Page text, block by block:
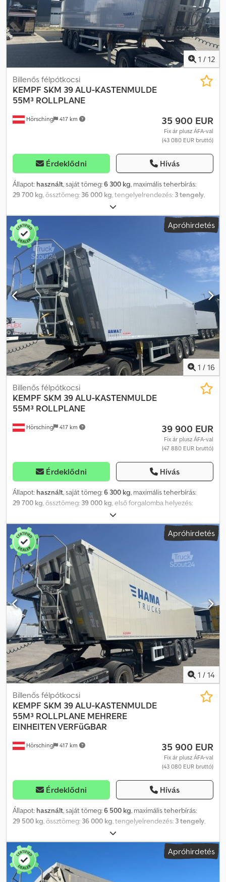
1 / 12
Hörsching 417 km
Billenős félpótkocsi
KEMPF SKM 39 ALU-KASTENMULDE
55M³ ROLLPLANE
35 900 EUR
Fix ár plusz ÁFA-val
(43 080 EUR bruttó)
Érdeklődni Hívás
Állapot: használt, saját tömeg:6 300 kg, maximális teherbírás:
29 700 kg, össztömeg: 36 000 kg, tengelyelrendezés: 3 tengely,
12/2023
felfüggesztés:levegő, Felszereltség:ABS, KEMPF nagyméretű
billencs, 55 m³ térfogat, ponyvás, álló platformmal Jost tengelyek
tárcsafékkel 1. tengely emelhető Alumínium billencs Alj: 7 mm Fal: 4
mm Méretek: 10.500 x 2.430 x 2.200 mm Támogatószerkezet 1 db
szerszámtároló Dcedpfx Ajzrig Ioa Dsk Kombinált nyílórendszer
Méretek: 10.500 x 2.430 x 2.200 mm
Apróhirdetés
1 / 16
Hörsching 417 km
Billenős félpótkocsi
KEMPF SKM 39 ALU-KASTENMULDE
55M³ ROLLPLANE
39 900 EUR
Fix ár plusz ÁFA-val
(47 880 EUR bruttó)
Érdeklődni Hívás
Állapot: használt, saját tömeg:6 300 kg, maximális teherbírás:
29 700 kg, össztömeg: 39 000 kg, első forgalomba helyezés:
55 m³
nagyméretű, 55 m³ űrtartalmú, hengeres felépítményű konténer,
ponyvázattal. Jost tengelyek, állóplatformmal, tárcsafékkel. Az első
tengely emelhető. Alumíniumból készült konténertest, 7 mm
vastag aljjal és 4 mm vastag oldalfalakkal. Méretek: 10 500 x 2 430 x
2 200 mm. Dodpfxszrig Uo Aa Djck Összecsukható támasztólábak. 1
db szerszámtár. Kombinált nyíló-toló szerkezet, méretek: 10 500 x 2
430 x 2 200 mm.
Apróhirdetés
1 / 14
Hörsching 417 km
Billenős félpótkocsi
KEMPF SKM 39 ALU-KASTENMULDE
55M³ ROLLPLANE MEHRERE
EINHEITEN VERFüGBAR
35 900 EUR
Fix ár plusz ÁFA-val
(43 080 EUR bruttó)
Érdeklődni Hívás
Állapot: használt, saját tömeg:6 500 kg, maximális teherbírás:
29 500 kg, össztömeg: 36 000 kg, tengelyelrendezés: 3 tengely,
11/2023, rakodótér térfogata:
felfüggesztés:levegő, Felszereltség:ABS, | KEMPF nagy térfogatú
billenőfelépítmény 55 m³ | Feltekerhető ponyva, fellépőállvány |
Jost tengelyek tárcsafékkel | 1. tengely emelhető | Alumínium
billenőfelépítmény | Leejtős támasztólábak | 1x szerszámosláda |
Apróhirdetés